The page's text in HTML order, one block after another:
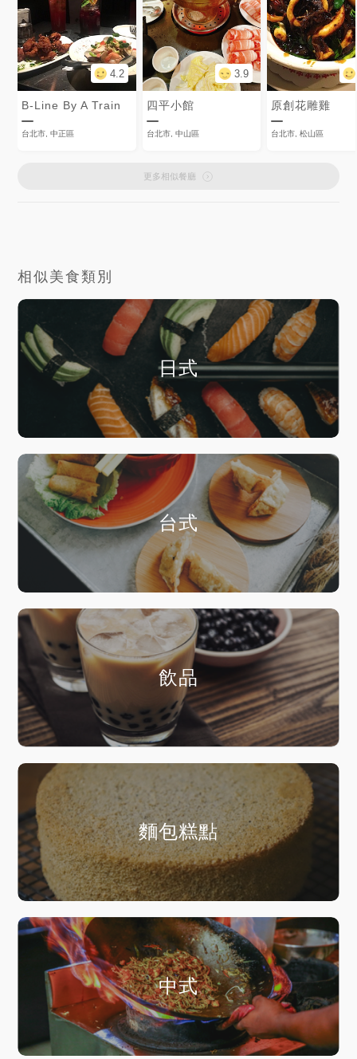
4.2
B-Line By A Train
台北市, 中正區
3.9
四平小館
台北市, 中山區
原創花雕雞
台北市, 松山區
更多相似餐廳
相似美食類別
日式
台式
飲品
麵包糕點
中式